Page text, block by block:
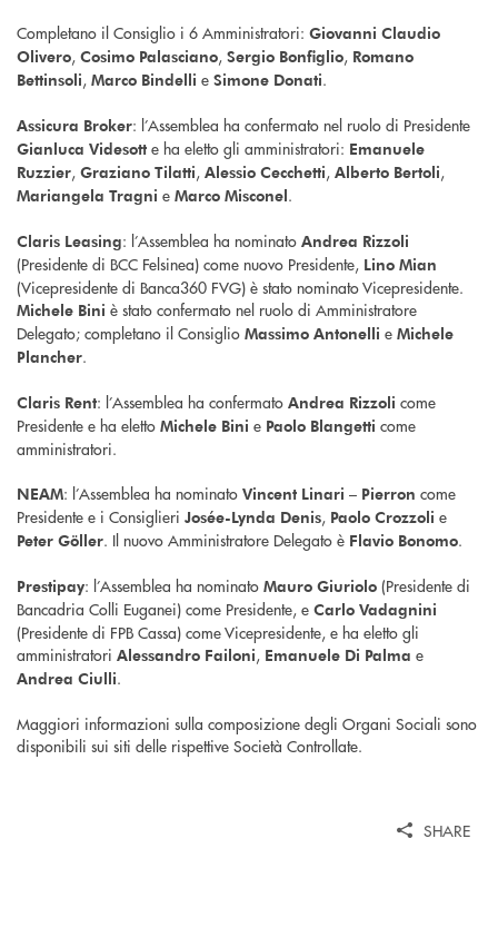
Completano il Consiglio i 6 Amministratori: Giovanni Claudio
Olivero, Cosimo Palasciano, Sergio Bonfiglio, Romano
Bettinsoli, Marco Bindelli e Simone Donati.
Assicura Broker: l’Assemblea ha confermato nel ruolo di Presidente
Gianluca Videsott e ha eletto gli amministratori: Emanuele
Ruzzier, Graziano Tilatti, Alessio Cecchetti, Alberto Bertoli,
Mariangela Tragni e Marco Misconel.
Claris Leasing: l’Assemblea ha nominato Andrea Rizzoli
(Presidente di BCC Felsinea) come nuovo Presidente, Lino Mian
(Vicepresidente di Banca360 FVG) è stato nominato Vicepresidente.
Michele Bini è stato confermato nel ruolo di Amministratore
Delegato; completano il Consiglio Massimo Antonelli e Michele
Plancher.
Claris Rent: l’Assemblea ha confermato Andrea Rizzoli come
Presidente e ha eletto Michele Bini e Paolo Blangetti come
amministratori.
NEAM: l’Assemblea ha nominato Vincent Linari – Pierron come
Presidente e i Consiglieri Josée-Lynda Denis, Paolo Crozzoli e
Peter Göller. Il nuovo Amministratore Delegato è Flavio Bonomo.
Prestipay: l’Assemblea ha nominato Mauro Giuriolo (Presidente di
Bancadria Colli Euganei) come Presidente, e Carlo Vadagnini
(Presidente di FPB Cassa) come Vicepresidente, e ha eletto gli
amministratori Alessandro Failoni, Emanuele Di Palma e
Andrea Ciulli.
Maggiori informazioni sulla composizione degli Organi Sociali sono
disponibili sui siti delle rispettive Società Controllate.
SHARE